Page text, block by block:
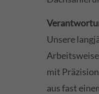
Unsere
mit
aus fast